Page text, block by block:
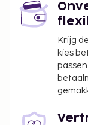
vakantiehuis
Krijg
kies